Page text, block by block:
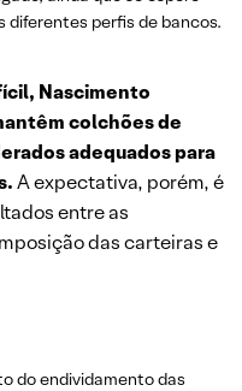
diferentes perfis de bancos.
Nascimento
colchões de
adequados para
A expectativa, porém, é
entre as
das carteiras e
do endividamento das